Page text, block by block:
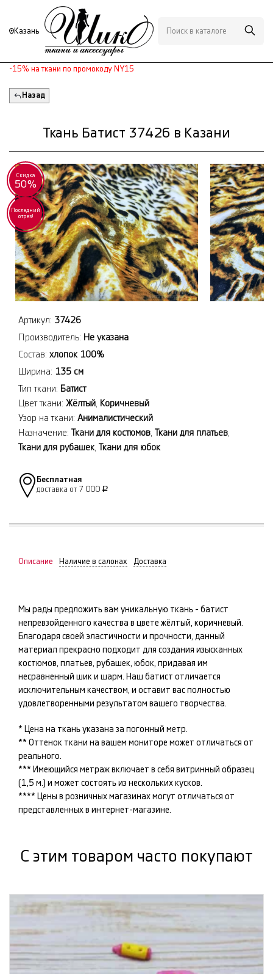
Казань
-15% на ткани по промокоду NY15
Назад
Ткань Батист 37426 в Казани
Скидка
50%
Последний
отрез!
Артикул: 37426
Производитель: Не указана
Состав: хлопок 100%
Ширина: 135 см
Тип ткани: Батист
Цвет ткани: Жёлтый Коричневый
Узор на ткани: Анималистический
Назначение: Ткани для костюмов Ткани для платьев
Ткани для рубашек Ткани для юбок
Бесплатная
доставка от 7 000 Р
Описание Наличие в салонах Доставка
Мы рады предложить вам уникальную ткань - батист
непревзойденного качества в цвете жёлтый, коричневый.
Благодаря своей эластичности и прочности, данный
материал прекрасно подходит для создания изысканных
костюмов, платьев, рубашек, юбок, придавая им
несравненный шик и шарм. Наш батист отличается
исключительным качеством, и оставит вас полностью
удовлетворенными результатом вашего творчества.
* Цена на ткань указана за погонный метр.
** Оттенок ткани на вашем мониторе может отличаться от
реального.
*** Имеющийся метраж включает в себя витринный образец
(1,5 м.) и может состоять из нескольких кусков.
**** Цены в розничных магазинах могут отличаться от
представленных в интернет-магазине.
С этим товаром часто покупают